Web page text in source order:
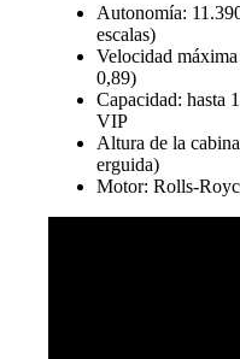
Autonomía:
escalas)
Velocidad
0,89)
Capacidad: hasta
VIP
Altura de la
erguida)
Motor: Rolls-